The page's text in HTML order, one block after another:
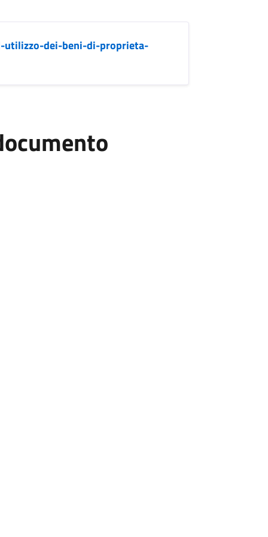
utilizzo-dei-beni-di-proprieta-